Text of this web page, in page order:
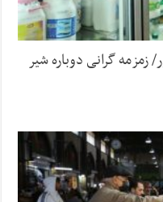
گرانی دوباره شیر